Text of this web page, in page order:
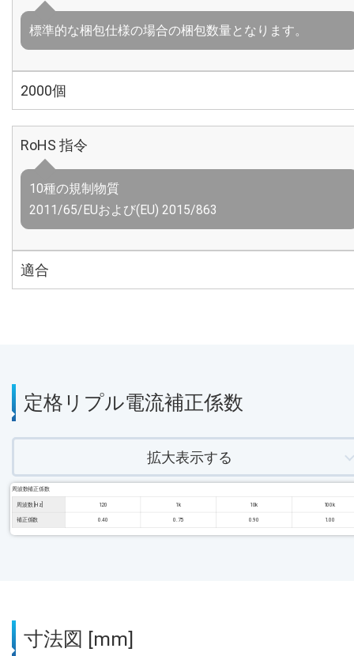
標準的な梱包仕様の場合の梱包数量となります。
2000個
RoHS 指令
10種の規制物質
2011/65/EUおよび(EU) 2015/863
適合
定格リプル電流補正係数
拡大表示する
周波数補正係数
周波数 [Hz] 120 1k 10k 100k
補正係数 0.40 0.75 0.90 1.00
寸法図 [mm]